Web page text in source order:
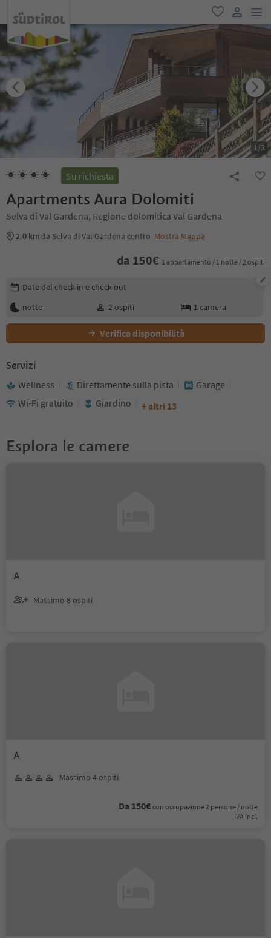
favoriti
user link
1/3
Su richiesta
Apartments Aura Dolomiti
Selva di Val Gardena, Regione dolomitica Val Gardena
2.0 km da Selva di Val Gardena centro Mostra Mappa
da 150€ 1 appartamento / 1 notte / 2 ospiti
Modifica i dettagli della prenotazione
Date del check-in e check-out
notte
2 ospiti 1 camera
Verifica disponibilità
Servizi
Wellness Direttamente sulla pista
Garage
Wi-Fi gratuito
Giardino + altri 13
Esplora le camere
A
Massimo 8 ospiti
A
Massimo 4 ospiti
Da 150€ con occupazione 2 persone / notte
IVA incl.